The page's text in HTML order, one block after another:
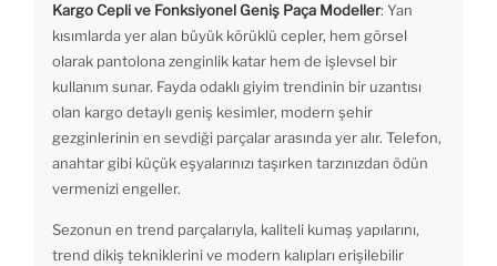
Kargo Cepli ve Fonksiyonel Geniş Paça Modeller: Yan
kısımlarda yer alan büyük körüklü cepler, hem görsel
olarak pantolona zenginlik katar hem de işlevsel bir
kullanım sunar. Fayda odaklı giyim trendinin bir uzantısı
olan kargo detaylı geniş kesimler, modern şehir
gezginlerinin en sevdiği parçalar arasında yer alır. Telefon,
anahtar gibi küçük eşyalarınızı taşırken tarzınızdan ödün
vermenizi engeller.
Sezonun en trend parçalarıyla, kaliteli kumaş yapılarını,
trend dikiş tekniklerini ve modern kalıpları erişilebilir